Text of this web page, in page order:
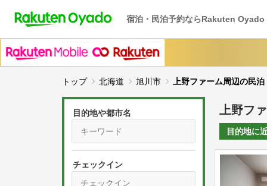
宿泊・民泊予約ならRakuten Oyado
トップ 北海道 旭川市 上野ファーム周辺の民
目的地や都市名
チェックイン
上野フ
目的地に